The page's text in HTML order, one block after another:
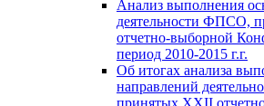
Анализ выполнения
деятельности ФПСО,
отчетно-выборной
период 2010-2015 г.г.
Об итогах анализа
направлений
принятых XXII